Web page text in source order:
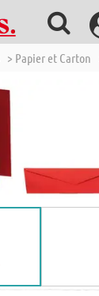
> Papier et Carton